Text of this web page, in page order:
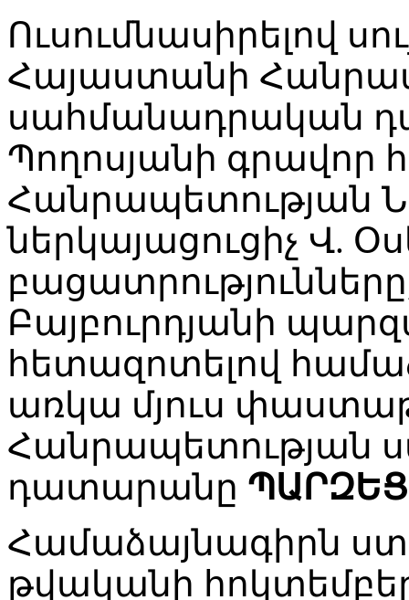
Ուսումնասիրելով
Հայաստանի
սահմանադրական
Պողոսյանի գրավոր
Հանրապետության
ներկայացուցիչ Վ.
Բայբուրդյանի
հետազոտելով
առկա մյուս
Հանրապետության
դատարանը
Համաձայնագիրն
թվականի